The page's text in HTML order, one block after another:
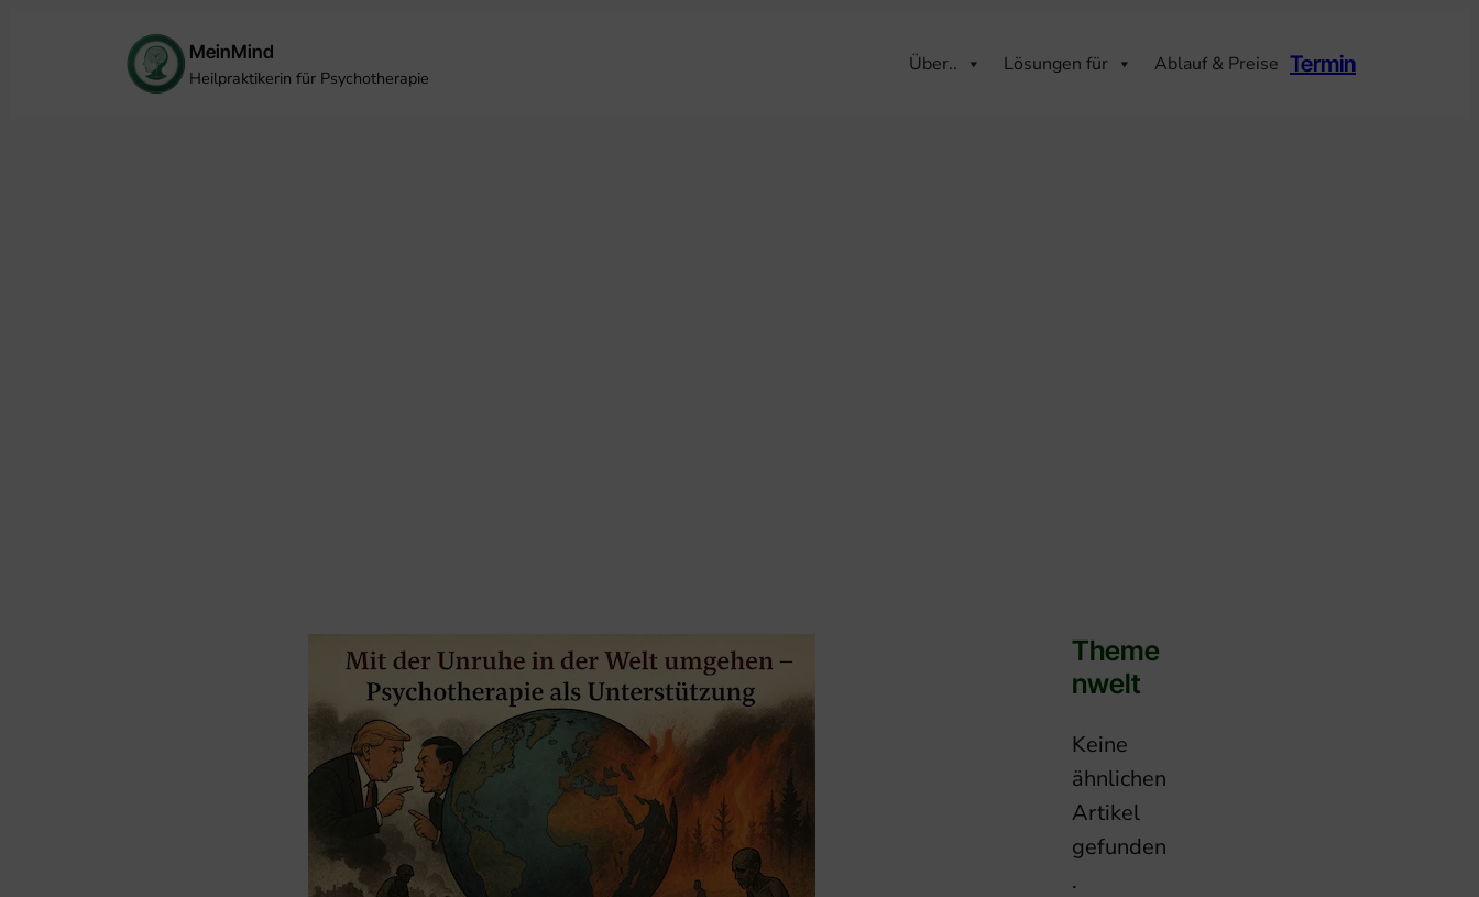
MeinMind
Heilpraktikerin für Psychotherapie
Über.. Lösungen für Ablauf & Preise Termin
Theme
Nwelt
Keine
ähnlichen
Artikel
gefunden
.